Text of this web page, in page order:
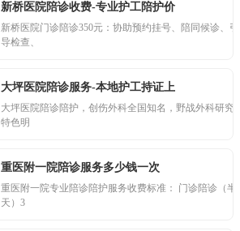
新桥医院陪诊收费-专业护工陪护价
新桥医院门诊陪诊350元：协助预约挂号、陪同候诊、引
导检查、
大坪医院陪诊服务-本地护工持证上
大坪医院陪诊陪护，创伤外科全国知名，野战外科研究
特色明
重医附一院陪诊服务多少钱一次
重医附一院专业陪诊陪护服务收费标准： 门诊陪诊（半
天）3